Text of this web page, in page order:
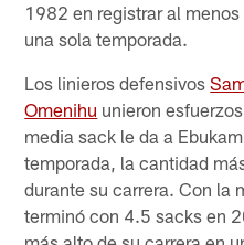
1982 en registrar al
una sola temporada.
Los linieros defensivos
Omenihu unieron
media sack le da a
temporada, la cantidad
durante su carrera. Con la
terminó con 4.5 sacks en